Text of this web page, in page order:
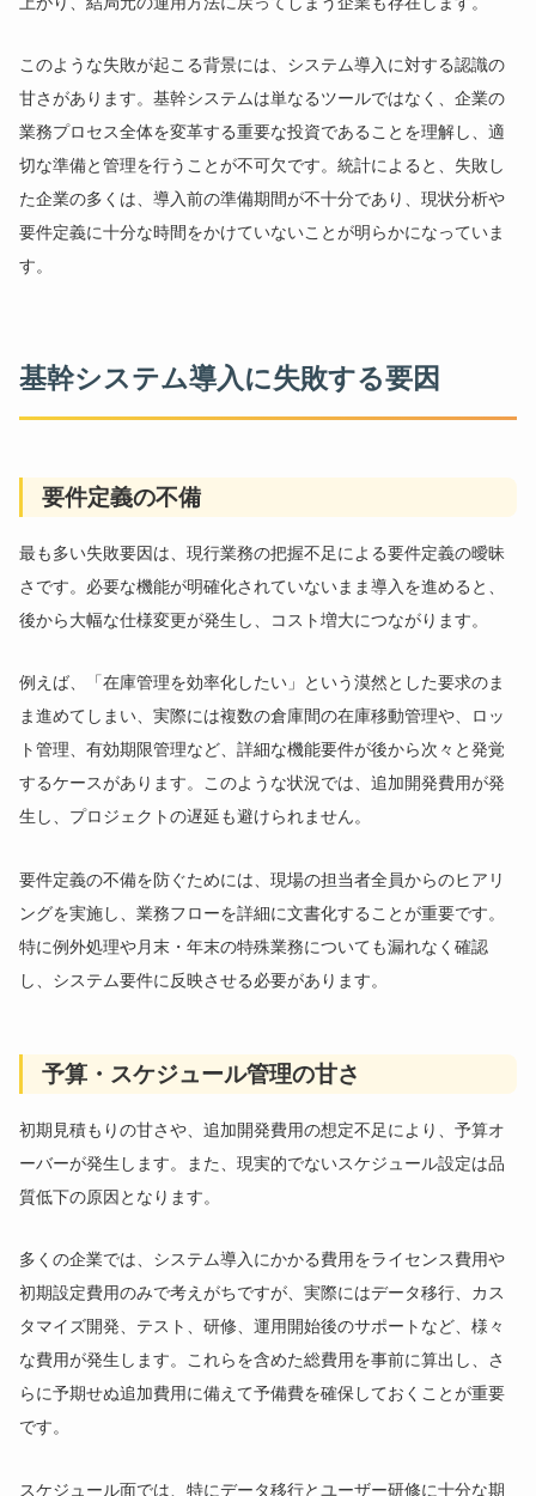
このような失敗が起こる背景には、システム導入に対する認識の
甘さがあります。基幹システムは単なるツールではなく、企業の
業務プロセス全体を変革する重要な投資であることを理解し、適
切な準備と管理を行うことが不可欠です。統計によると、失敗し
た企業の多くは、導入前の準備期間が不十分であり、現状分析や
要件定義に十分な時間をかけていないことが明らかになっていま
す。
基幹システム導入に失敗する要因
要件定義の不備
最も多い失敗要因は、現行業務の把握不足による要件定義の曖昧
さです。必要な機能が明確化されていないまま導入を進めると、
後から大幅な仕様変更が発生し、コスト増大につながります。
例えば、「在庫管理を効率化したい」という漠然とした要求のま
ま進めてしまい、実際には複数の倉庫間の在庫移動管理や、ロッ
ト管理、有効期限管理など、詳細な機能要件が後から次々と発覚
するケースがあります。このような状況では、追加開発費用が発
生し、プロジェクトの遅延も避けられません。
要件定義の不備を防ぐためには、現場の担当者全員からのヒアリ
ングを実施し、業務フローを詳細に文書化することが重要です。
特に例外処理や月末・年末の特殊業務についても漏れなく確認
し、システム要件に反映させる必要があります。
予算・スケジュール管理の甘さ
初期見積もりの甘さや、追加開発費用の想定不足により、予算オ
ーバーが発生します。また、現実的でないスケジュール設定は品
質低下の原因となります。
多くの企業では、システム導入にかかる費用をライセンス費用や
初期設定費用のみで考えがちですが、実際にはデータ移行、カス
タマイズ開発、テスト、研修、運用開始後のサポートなど、様々
な費用が発生します。これらを含めた総費用を事前に算出し、さ
らに予期せぬ追加費用に備えて予備費を確保しておくことが重要
です。
スケジュール面では、特にデータ移行とユーザー研修に十分な期